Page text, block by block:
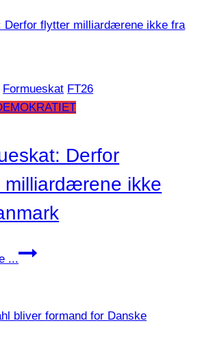
regering
formuer
fodlænke
Formueskat FT26
Derfor
milliardærene ikke
...
Formueskat: